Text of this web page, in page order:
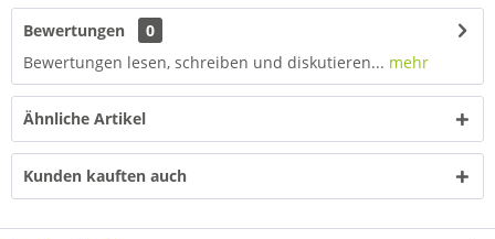
Bewertungen
0
Bewertungen lesen, schreiben und diskutieren... mehr
Ähnliche Artikel
Kunden kauften auch